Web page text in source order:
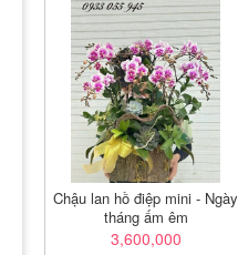
Chậu lan hồ điệp mini - Ngày
tháng ấm êm
3,600,000